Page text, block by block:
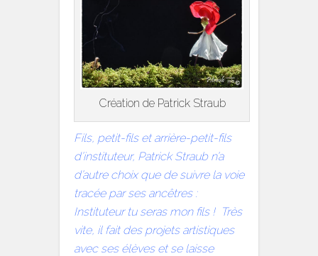
Création de Patrick Straub
Fils, petit-fils et arrière-petit-fils
d’instituteur, Patrick Straub n’a
d’autre choix que de suivre la voie
tracée par ses ancêtres :
Instituteur tu seras mon fils ! Très
vite, il fait des projets artistiques
avec ses élèves et se laisse